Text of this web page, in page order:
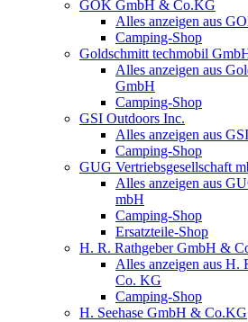
GOK GmbH & Co.KG
Alles anzeigen aus
Camping-Shop
Goldschmitt techmobil
Alles anzeigen aus
GmbH
Camping-Shop
GSI Outdoors Inc.
Alles anzeigen aus
Camping-Shop
GUG Vertriebsgesellschaft
Alles anzeigen aus
mbH
Camping-Shop
Ersatzteile-Shop
H. R. Rathgeber GmbH &
Alles anzeigen aus H.
Co. KG
Camping-Shop
H. Seehase GmbH & Co.KG